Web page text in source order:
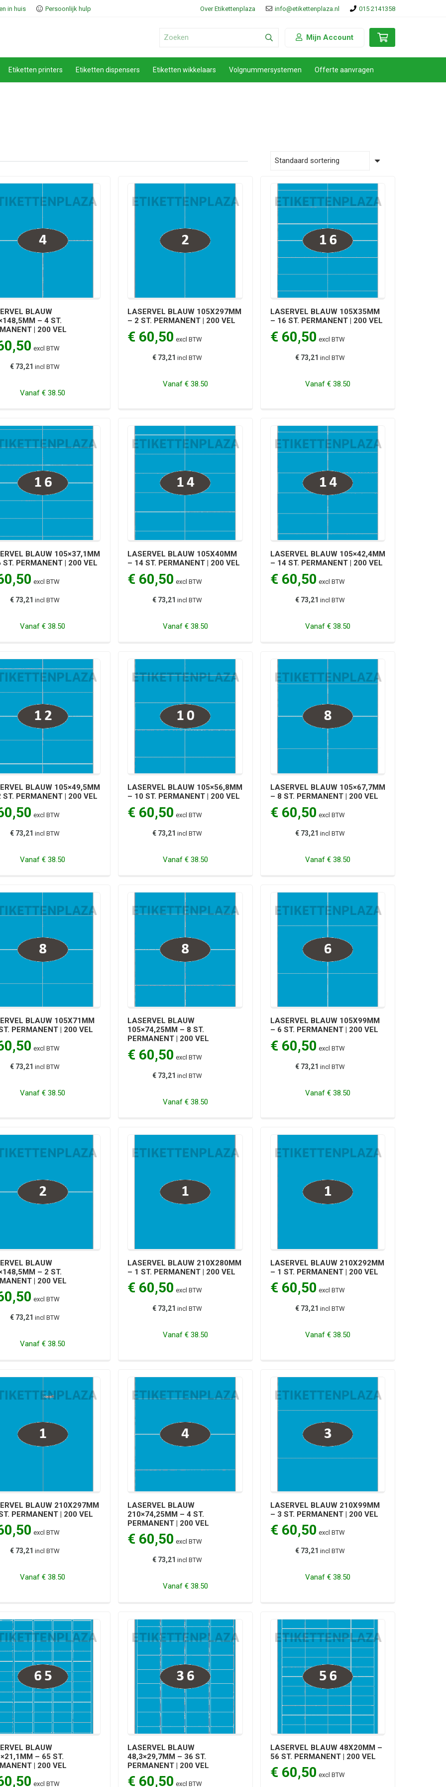
in huis Persoonlijk hulp Over Etikettenplaza info@etikettenplaza.nl 015 2141358
Mijn Account
Etiketten printers Etiketten dispensers Etiketten wikkelaars Volgnummersystemen Offerte aanvragen
BLAUW
– 4 ST.
| 200 VEL
excl BTW
€ 73,21incl BTW
Vanaf€ 38.50
LASERVEL BLAUW 105X297MM
– 2 ST. PERMANENT | 200 VEL
€ 60,50 excl BTW
€ 73,21incl BTW
Vanaf € 38.50
LASERVEL BLAUW 105X35MM
– 16 ST. PERMANENT | 200 VEL
€ 60,50 excl BTW
€ 73,21 incl BTW
Vanaf € 38.50
BLAUW 105×37,1MM
ST. PERMANENT | 200 VEL
excl BTW
€ 73,21incl BTW
Vanaf€ 38.50
LASERVEL BLAUW 105X40MM
– 14 ST. PERMANENT | 200 VEL
€ 60,50 excl BTW
€ 73,21incl BTW
Vanaf € 38.50
LASERVEL BLAUW 105×42,4MM
– 14 ST. PERMANENT | 200 VEL
€ 60,50 excl BTW
€ 73,21 incl BTW
Vanaf € 38.50
BLAUW 105×49,5MM
ST. PERMANENT | 200 VEL
excl BTW
€ 73,21incl BTW
Vanaf€ 38.50
LASERVEL BLAUW 105×56,8MM
– 10 ST. PERMANENT | 200 VEL
€ 60,50 excl BTW
€ 73,21incl BTW
Vanaf € 38.50
LASERVEL BLAUW 105×67,7MM
– 8 ST. PERMANENT | 200 VEL
€ 60,50 excl BTW
€ 73,21 incl BTW
Vanaf € 38.50
BLAUW 105X71MM
PERMANENT | 200 VEL
excl BTW
€ 73,21incl BTW
Vanaf€ 38.50
LASERVEL BLAUW
105×74,25MM – 8 ST.
PERMANENT | 200 VEL
€ 60,50 excl BTW
€ 73,21incl BTW
Vanaf € 38.50
LASERVEL BLAUW 105X99MM
– 6 ST. PERMANENT | 200 VEL
€ 60,50 excl BTW
€ 73,21 incl BTW
Vanaf € 38.50
BLAUW
– 2 ST.
| 200 VEL
excl BTW
€ 73,21incl BTW
Vanaf€ 38.50
LASERVEL BLAUW 210X280MM
– 1 ST. PERMANENT | 200 VEL
€ 60,50 excl BTW
€ 73,21incl BTW
Vanaf € 38.50
LASERVEL BLAUW 210X292MM
– 1 ST. PERMANENT | 200 VEL
€ 60,50 excl BTW
€ 73,21 incl BTW
Vanaf € 38.50
BLAUW 210X297MM
PERMANENT | 200 VEL
excl BTW
€ 73,21incl BTW
Vanaf€ 38.50
LASERVEL BLAUW
210×74,25MM – 4 ST.
PERMANENT | 200 VEL
€ 60,50 excl BTW
€ 73,21incl BTW
Vanaf € 38.50
LASERVEL BLAUW 210X99MM
– 3 ST. PERMANENT | 200 VEL
€ 60,50 excl BTW
€ 73,21 incl BTW
Vanaf € 38.50
BLAUW
– 65 ST.
| 200 VEL
excl BTW
LASERVEL BLAUW
48,3×29,7MM – 36 ST.
PERMANENT | 200 VEL
€ 60,50 excl BTW
LASERVEL BLAUW 48X20MM –
56 ST. PERMANENT | 200 VEL
€ 60,50 excl BTW